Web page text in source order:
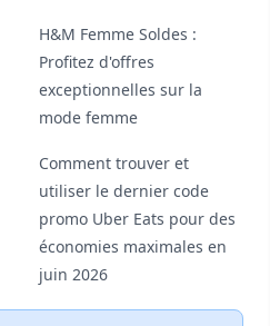
H&M Femme Soldes :
Profitez d'offres
exceptionnelles sur la
mode femme
Comment trouver et
utiliser le dernier code
promo Uber Eats pour des
économies maximales en
juin 2026